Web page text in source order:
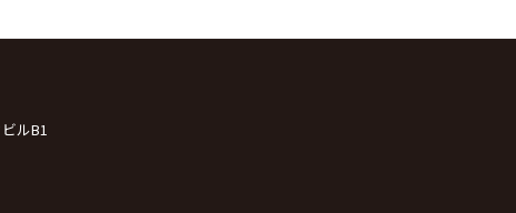
ルB1